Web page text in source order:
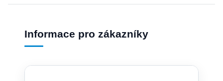
Informace pro zákazníky